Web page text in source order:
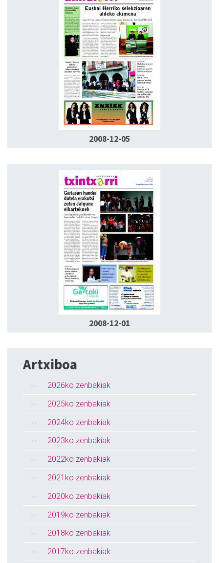
2008-12-05
2008-12-01
Artxiboa
2026ko zenbakiak
2025ko zenbakiak
2024ko zenbakiak
2023ko zenbakiak
2022ko zenbakiak
2021ko zenbakiak
2020ko zenbakiak
2019ko zenbakiak
2018ko zenbakiak
2017ko zenbakiak